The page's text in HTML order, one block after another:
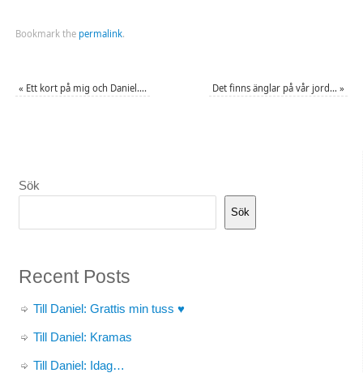
Bookmark the permalink.
« Ett kort på mig och Daniel…. Det finns änglar på vår jord…»
Sök
Sök
Recent Posts
Till Daniel: Grattis min tuss ♥
Till Daniel: Kramas
Till Daniel: Idag…